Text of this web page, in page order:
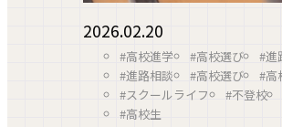
2026.02.20
#高校進学 #高校選び
#進
#進路相談
#高校選び
#高
#スクールライフ
#不登校
#高校生